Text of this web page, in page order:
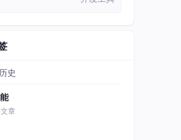
历史
章